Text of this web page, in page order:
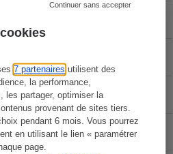
7 partenaires utilisent des
la performance,
les partager, optimiser la
provenant de sites tiers.
pendant 6 mois. Vous pourrez
en utilisant le lien « paramétrer
page.
Continuer sans accepter
41,70 € 58,38 €
113,45 € 158,83 €